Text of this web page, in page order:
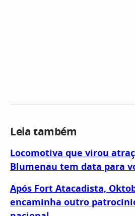
Leia também
Locomotiva que virou
Blumenau tem data para
Após Fort Atacadista,
encaminha outro